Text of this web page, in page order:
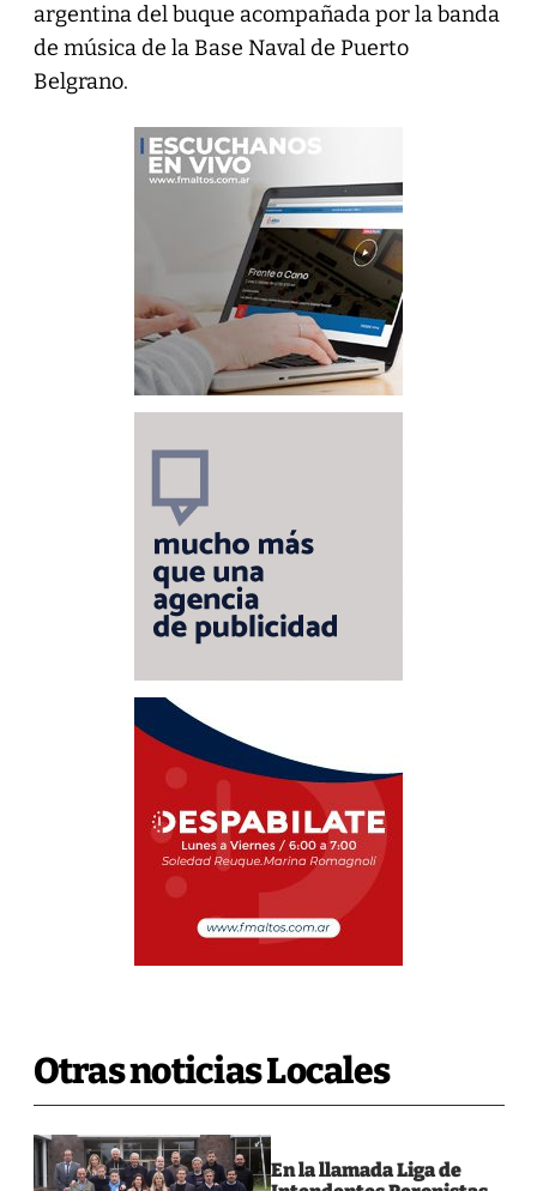
argentina del buque acompañada por la banda
de música de la Base Naval de Puerto
Belgrano.
Otras noticias Locales
En la llamada Liga de